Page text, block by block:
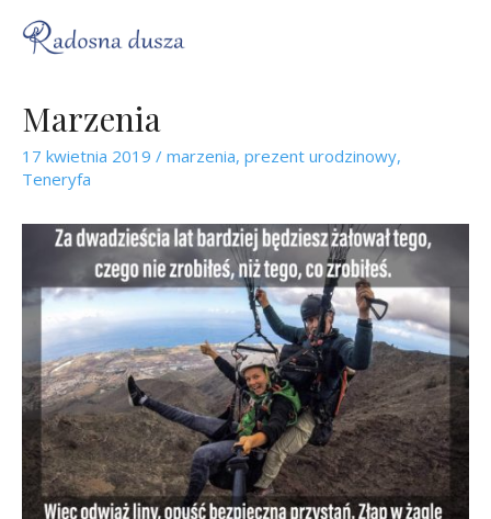
Marzenia
17 kwietnia 2019 / marzenia, prezent urodzinowy,
Teneryfa